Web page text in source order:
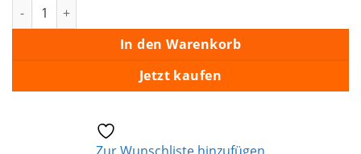
Aufkleber Elvis Menge
In den Warenkorb
Jetzt kaufen